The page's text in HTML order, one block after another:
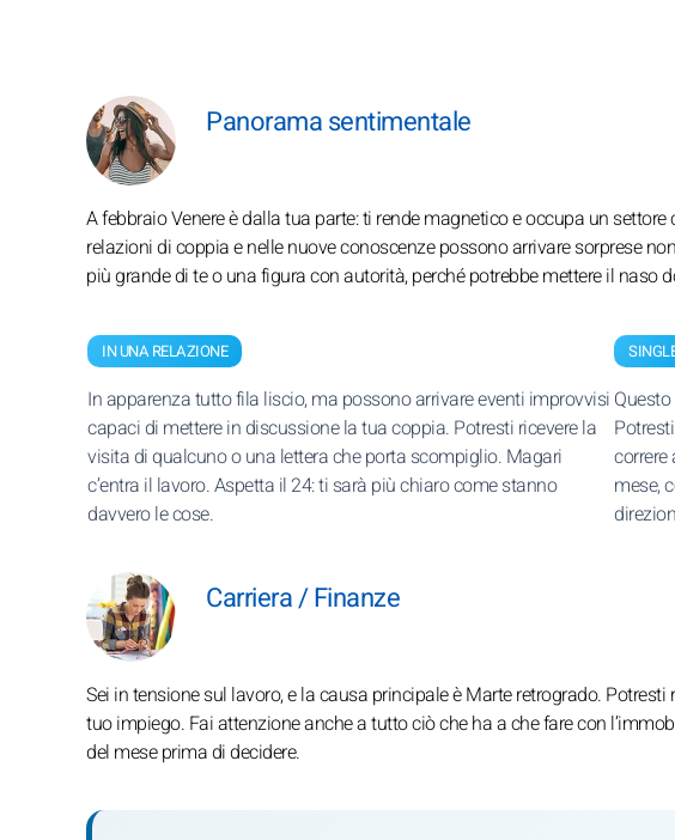
Panorama sentimentale
A febbraio Venere è dalla tua parte: ti rende magnetico e occupa un
relazioni di coppia e nelle nuove conoscenze possono arrivare sorprese
più grande di te o una figura con autorità, perché potrebbe mettere il naso
IN UNA RELAZIONE
In apparenza tutto fila liscio, ma possono arrivare eventi improvvisi
capaci di mettere in discussione la tua coppia. Potresti ricevere la
visita di qualcuno o una lettera che porta scompiglio. Magari
c’entra il lavoro. Aspetta il 24: ti sarà più chiaro come stanno
davvero le cose.
correre
mese,
Carriera / Finanze
Sei in tensione sul lavoro, e la causa principale è Marte retrogrado.
tuo impiego. Fai attenzione anche a tutto ciò che ha a che fare con
del mese prima di decidere.